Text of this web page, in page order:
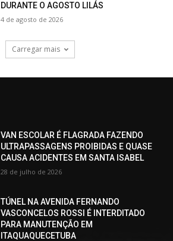
DURANTE O AGOSTO LILÁS
4 de agosto de 2026
Carregar mais
VAN ESCOLAR É FLAGRADA FAZENDO
ULTRAPASSAGENS PROIBIDAS E QUASE
CAUSA ACIDENTES EM SANTA ISABEL
28 de julho de 2026
TÚNEL NA AVENIDA FERNANDO
VASCONCELOS ROSSI É INTERDITADO
PARA MANUTENÇÃO EM
ITAQUAQUECETUBA